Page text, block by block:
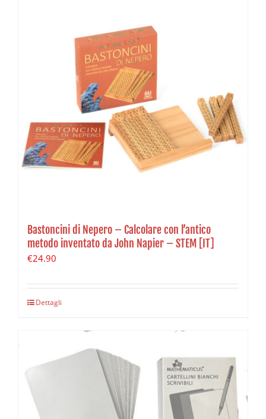
Bastoncini di Nepero – Calcolare con l’antico
metodo inventato da John Napier – STEM [IT]
€24.90
Dettagli